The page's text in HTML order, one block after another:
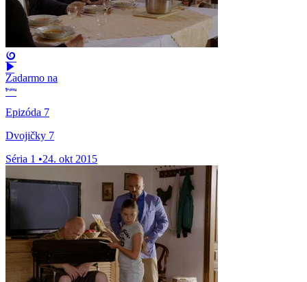
Zadarmo na
Epizóda 7
Dvojičky 7
Séria 1 •24. okt 2015